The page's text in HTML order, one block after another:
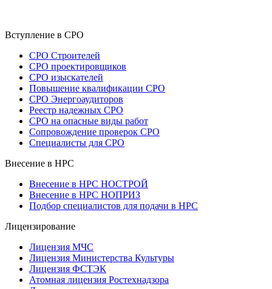
Вступление в СРО
СРО Строителей
СРО проектировщиков
СРО изыскателей
Повышение квалификации СРО
СРО Энергоаудиторов
Реестр надежных СРО
СРО на опасные виды работ
Сопровождение проверок СРО
Специалисты для СРО
Внесение в НРС
Внесение в НРС НОСТРОЙ
Внесение в НРС НОПРИЗ
Подбор специалистов для подачи в НРС
Лицензирование
Лицензия МЧС
Лицензия Министерства Культуры
Лицензия ФСТЭК
Атомная лицензия Ростехнадзора